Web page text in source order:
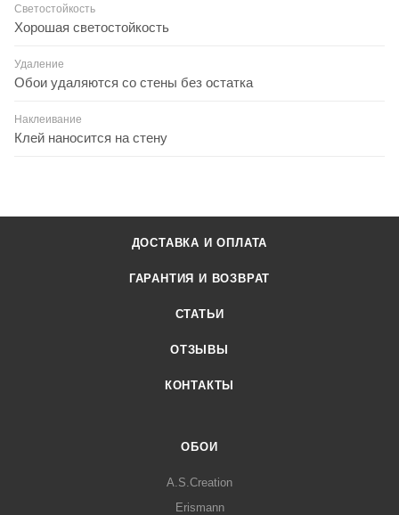
Светостойкость
Хорошая светостойкость
Удаление
Обои удаляются со стены без остатка
Наклеивание
Клей наносится на стену
ДОСТАВКА И ОПЛАТА
ГАРАНТИЯ И ВОЗВРАТ
СТАТЬИ
ОТЗЫВЫ
КОНТАКТЫ
ОБОИ
A.S.Creation
Erismann